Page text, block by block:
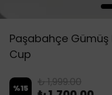
Paşabahçe Gümüş
Cup
%15 ₺ 1,999.00